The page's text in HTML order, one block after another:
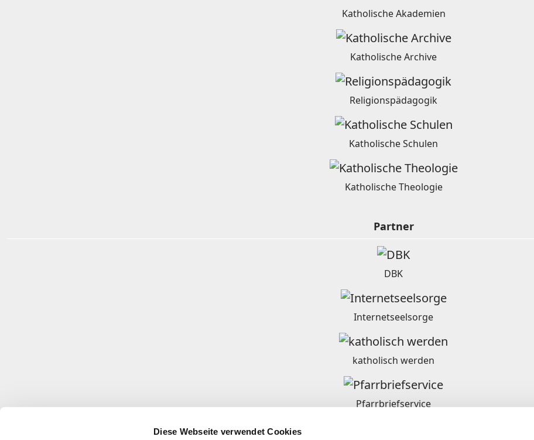
Diese Webseite verwendet Cookies
Katholische Akademien
Katholische Archive
Religionspädagogik
Katholische Schulen
Katholische Theologie
Partner
DBK
Internetseelsorge
katholisch werden
Pfarrbriefservice